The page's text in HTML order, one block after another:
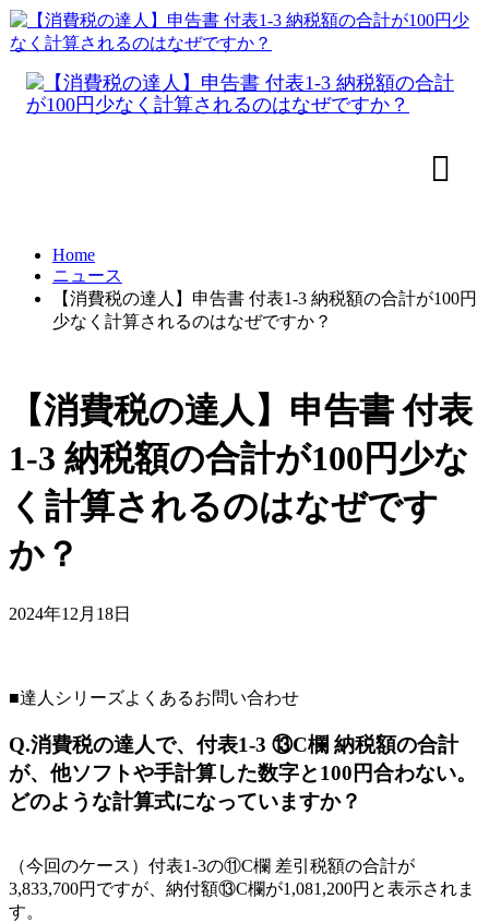
Home
ニュース
【消費税の達人】申告書 付表1-3 納税額の合計が100円
少なく計算されるのはなぜですか？
【消費税の達人】申告書 付表
1-3 納税額の合計が100円少な
く計算されるのはなぜです
か？
2024年12月18日
■達人シリーズよくあるお問い合わせ
Q.消費税の達人で、付表1-3 ⑬C欄 納税額の合計
が、他ソフトや手計算した数字と100円合わない。
どのような計算式になっていますか？
（今回のケース）付表1-3の⑪C欄 差引税額の合計が
3,833,700円ですが、納付額⑬C欄が1,081,200円と表示されま
す。